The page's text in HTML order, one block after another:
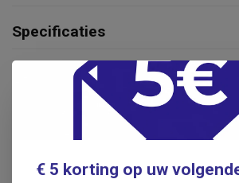
Specificaties
Gerelateerde producten
Anatomisch model van de
baarmoeder met foetus
€ 5 korting op uw